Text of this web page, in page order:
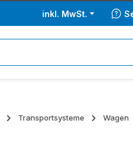
inkl. MwSt.
Transportsysteme Wagen